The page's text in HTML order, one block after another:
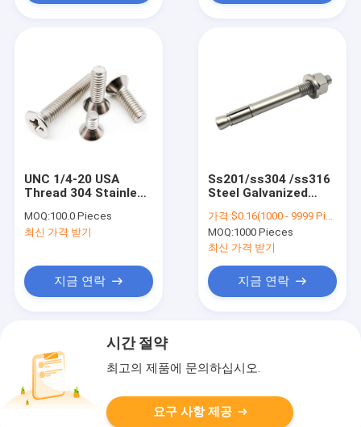
UNC 1/4-20 USA
Thread 304 Stainless
Flat Phillips Flat
Countersunk Head
MOQ:100.0 Pieces
최신 가격 받기
지금 연락
Ss201/ss304 /ss316
Steel Galvanized
Concrete Wall
Anchor Bolts /
Wedge Stainless
Expansion Bolt
가격:$0.16(1000 - 9999 Pieces) $0.08(10000 - 49999 Pieces) $0.01(>=50000 Pieces)
MOQ:1000 Pieces
최신 가격 받기
지금 연락
시간 절약
최고의 제품에 문의하십시오.
요구 사항 제공